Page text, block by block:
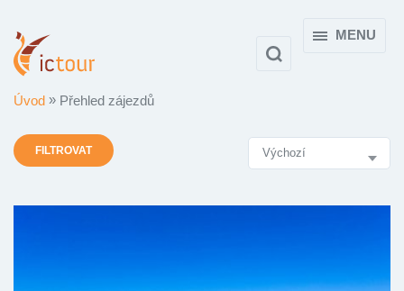
MENU
Úvod Přehled zájezdů
Výsledky
FILTROVAT